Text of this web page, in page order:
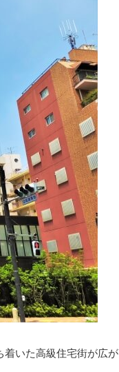
いた高級住宅街が広が